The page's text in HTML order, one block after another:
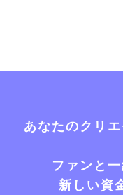
あなたのクリ
ファンと
新しい資